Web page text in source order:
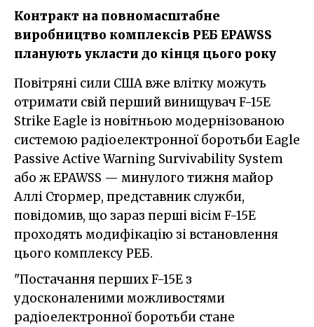
Контракт на повномасштабне
виробництво комплексів РЕБ EPAWSS
планують укласти до кінця цього року
Повітряні сили США вже влітку можуть
отримати свій перший винищувач F-15E
Strike Eagle із новітньою модернізованою
системою радіоелектронної боротьби Eagle
Passive Active Warning Survivability System
або ж EPAWSS — минулого тижня майор
Аллі Стормер, представник служби,
повідомив, що зараз перші вісім F-15E
проходять модифікацію зі встановлення
цього комплексу РЕБ.
"Постачання перших F-15E з
удосконаленими можливостями
радіоелектронної боротьби стане